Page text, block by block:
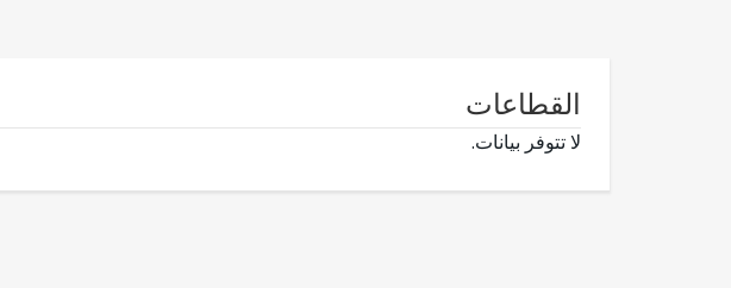
القطاعات
لا تتوفر بيانات.